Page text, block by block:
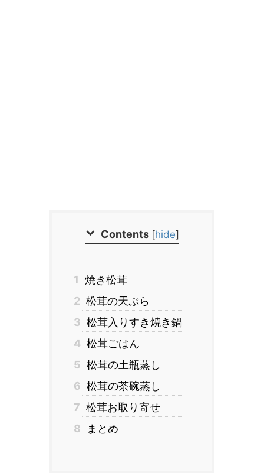
Contents [hide]
1 焼き松茸
2 松茸の天ぷら
3 松茸入りすき焼き鍋
4 松茸ごはん
5 松茸の土瓶蒸し
6 松茸の茶碗蒸し
7 松茸お取り寄せ
8
まとめ